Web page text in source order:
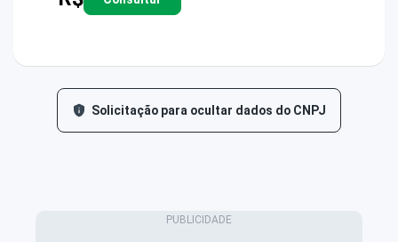
Solicitação para ocultar dados do CNPJ